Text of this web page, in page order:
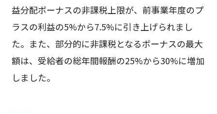
益分配ボーナスの非課税上限が、前事業年度のプ
ラスの利益の5%から7.5%に引き上げられまし
た。また、部分的に非課税となるボーナスの最大
額は、受給者の総年間報酬の25%から30%に増加
しました。